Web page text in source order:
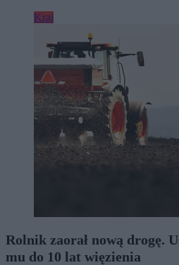
Kraj
Rolnik zaorał nową drogę.
mu do 10 lat więzienia